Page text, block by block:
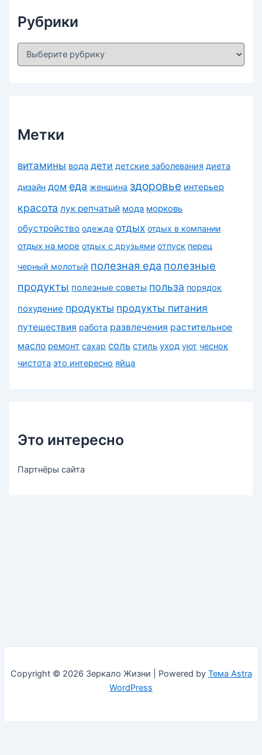
Рубрики
Р
Метки
витамины вода дети детские заболевания диета
дизайн дом еда женщина здоровье интерьер
красота лук репчатый мода морковь
обустройство одежда отдых отдых в компании
отдых на море отдых с друзьями отпуск перец
черный молотый полезная еда полезные
продукты полезные советы польза порядок
похудение продукты продукты питания
путешествия работа развлечения растительное
масло ремонт сахар соль стиль уход уют чеснок
чистота это интересно яйца
Это интересно
Партнёры сайта
Copyright © 2026 Зеркало Жизни | Powered by Тема Astra
WordPress